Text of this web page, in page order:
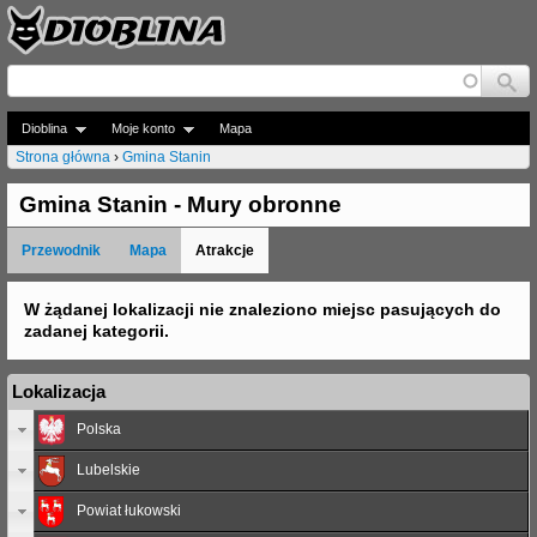
Jump to navigation
Dioblina Moje konto Mapa
J
e
s
e
ś
t
Strona główna › Gmina Stanin
Gmina Stanin - Mury obronne
Przewodnik Mapa Atrakcje
W żądanej lokalizacji nie znaleziono miejsc pasujących do
zadanej kategorii.
Lokalizacja
Polska
Lubelskie
Powiat łukowski